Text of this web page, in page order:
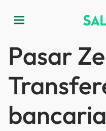
menu
Pasar